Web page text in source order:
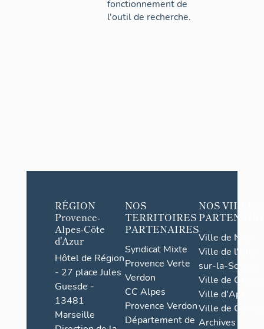
fonctionnement de
l'outil de recherche.
RÉGION
Provence-
Alpes-Côte
d'Azur
Hôtel de Région
- 27 place Jules
Guesde -
13481
Marseille
NOS
TERRITOIRES
PARTENAIRES
Syndicat Mixte
Provence Verte
Verdon
CC Alpes
Provence Verdon
Département de
NOS VILLES
Ville de Nice
Ville de l'Isle-
sur-la-Sorgue
Ville de Grasse
Ville d'Apt
Ville de
Archives